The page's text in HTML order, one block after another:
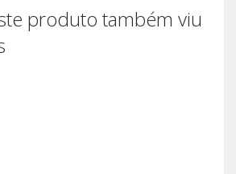
produto também viu